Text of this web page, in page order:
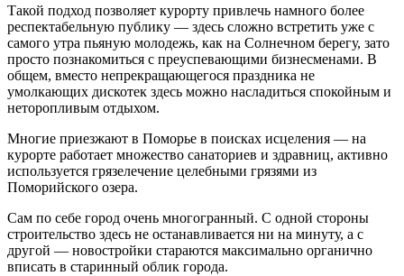
Такой подход позволяет курорту привлечь намного более
респектабельную публику — здесь сложно встретить уже с
самого утра пьяную молодежь, как на Солнечном берегу, зато
просто познакомиться с преуспевающими бизнесменами. В
общем, вместо непрекращающегося праздника не
умолкающих дискотек здесь можно насладиться спокойным и
неторопливым отдыхом.
Многие приезжают в Поморье в поисках исцеления — на
курорте работает множество санаториев и здравниц, активно
используется грязелечение целебными грязями из
Поморийского озера.
Сам по себе город очень многогранный. С одной стороны
строительство здесь не останавливается ни на минуту, а с
другой — новостройки стараются максимально органично
вписать в старинный облик города.